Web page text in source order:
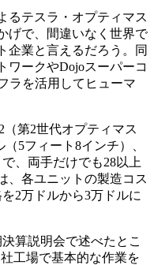
るテスラ・オプティマス
げで、間違いなく世界で
企業と言えるだろう。同
ワークやDojoスーパーコ
ラを活用してヒューマ
（第2世代オプティマス
5フィート8インチ）、
、両手だけでも28以上
、各ユニットの製造コス
2万ドルから3万ドルに
算説明会で述べたとこ
工場で基本的な作業を